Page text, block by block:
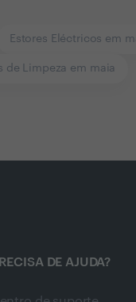
Estores Eléctricos em
de Limpeza em maia
DE AJUDA?